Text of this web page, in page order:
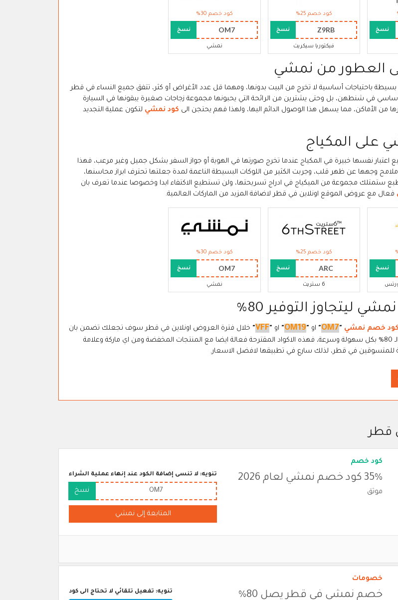
نسخ
كود خصم 25%
Z9RB نسخ
فيكتوريا سيكريت
كود خصم 30%
OM7 نسخ
نمشي
العطور من نمشي
بسيطة باحتياجات أساسية لا تخرج من البيت بدونها، ومهما قل عدد الأغراض أو كثر، تتفق جميع النساء في قطر
في شنطهن، بل وحتى يشترين من الرائحة التي يحبونها مجموعة زجاجات صغيرة يبقونها في السيارة
من الأماكن، مما يسهل هذا الوصول الدائم اليها، ولهذا فهم يحتجن الى كود نمشي لتكون عملية التجديد
على المكياج
اعتبار نفسها خبيرة في المكياج عندما تخرج صورتها في الهوية أو جواز السفر بشكل جميل وغير مرعب، فهذا
وجهها عن ظهر قلب، وجربت الكثير من اللوكات البسيطة الناعمة لمدة جعلتها تحترف ابراز محاسنها،
ستمتلك مجموعة من الميكياج في ادراج تسريحتها، ولن تستطيع الاكتفاء ابدا وخصوصا عندما تعرف بان
فعال مع عروض الموقع اونلاين في قطر لاضافة المزيد من الماركات العالمية.
نسخ
كود خصم 25%
ARC نسخ
6 ستريت
كود خصم 30%
OM7 نسخ
نمشي
ليتجاوز التوفير 80%
كود خصم نمشي "
OM7
" او "
OM19
" او "
VFF
" خلال فترة العروض اونلاين في قطر سوف تجعلك تضمن بان
التوفير سوف يتجاوز الـ 80% بكل سهولة وسرعة، فهذه الاكواد المقترحة فعالة ايضا مع المنتجات المخفضة ومن اي ماركة وعلامة
للمتسوقين في قطر، لذلك سارع في تطبيقها لافضل الاسعار.
قطر
كود خصم
35% كود خصم نمشي لعام 2026
موثق
تنويه: لا تنسى إضافة الكود عند إنهاء عملية الشراء
OM7 نسخ
المتابعة إلى نمشي
خصومات
خصم نمشي في قطر يصل 80% تنويه: تفعيل تلقائي لا تحتاج الى كود